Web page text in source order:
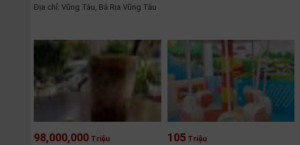
Địa chỉ: Vũng Tàu, Bà Rịa Vũng Tàu
98,000,000 Triệu 105Triệu